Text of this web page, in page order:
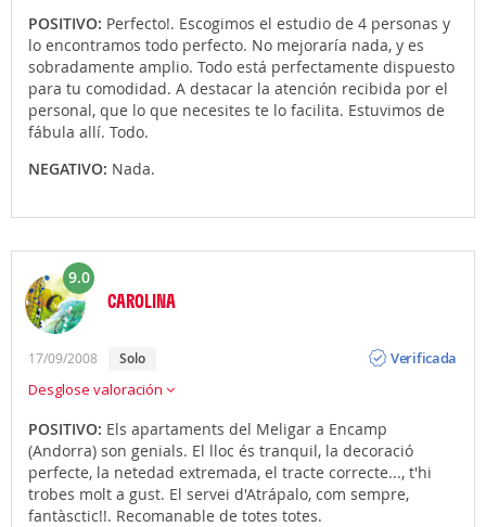
POSITIVO: Perfecto!. Escogimos el estudio de 4 personas y
lo encontramos todo perfecto. No mejoraría nada, y es
sobradamente amplio. Todo está perfectamente dispuesto
para tu comodidad. A destacar la atención recibida por el
personal, que lo que necesites te lo facilita. Estuvimos de
fábula allí. Todo.
NEGATIVO: Nada.
9.0
CAROLINA
17/09/2008 solo
Verificada
Desglose valoración
POSITIVO: Els apartaments del Meligar a Encamp
(Andorra) son genials. El lloc és tranquil, la decoració
perfecte, la netedad extremada, el tracte correcte..., t'hi
trobes molt a gust. El servei d'Atrápalo, com sempre,
fantàsctic!!. Recomanable de totes totes.